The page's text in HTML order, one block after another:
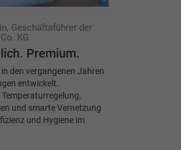
Geschäftsführer der
KG
Premium.
den vergangenen Jahren
entwickelt.
und smarte Vernetzung
und Hygiene im